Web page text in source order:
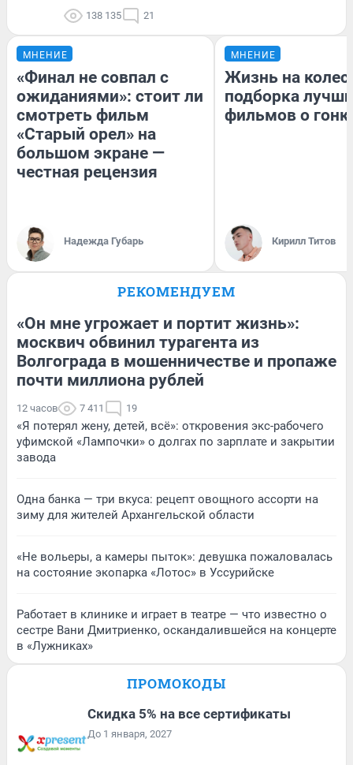
138 135 21
МНЕНИЕ
«Финал не совпал с
ожиданиями»: стоит ли
смотреть фильм
«Старый орел» на
большом экране —
честная рецензия
Надежда Губарь
МНЕНИЕ
Жизнь на
подборка
фильмов о
Кирилл Титов
РЕКОМЕНДУЕМ
«Он мне угрожает и портит жизнь»:
москвич обвинил турагента из
Волгограда в мошенничестве и пропаже
почти миллиона рублей
12 часов 7 411 19
«Я потерял жену, детей, всё»: откровения экс-рабочего
уфимской «Лампочки» о долгах по зарплате и закрытии
завода
Одна банка — три вкуса: рецепт овощного ассорти на
зиму для жителей Архангельской области
«Не вольеры, а камеры пыток»: девушка пожаловалась
на состояние экопарка «Лотос» в Уссурийске
Работает в клинике и играет в театре — что известно о
сестре Вани Дмитриенко, оскандалившейся на концерте
в «Лужниках»
ПРОМОКОДЫ
Скидка 5% на все сертификаты
До 1 января, 2027